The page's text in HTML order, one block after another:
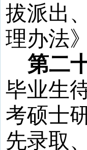
拔派出
理办法》
第二
毕业生
考硕士
先录取